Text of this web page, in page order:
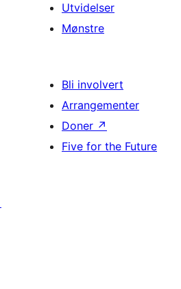
Utvidelser
Mønstre
Bli involvert
Arrangementer
Doner ↗
Five for the Future